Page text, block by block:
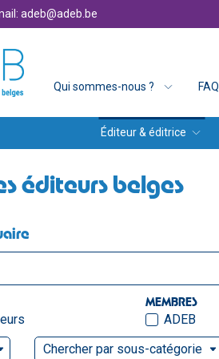
adeb@adeb.be
Qui sommes-nous ? FAQ
Éditeur & éditrice
éditeurs belges
MEMBRES
ADEB
Chercher par sous-catégorie